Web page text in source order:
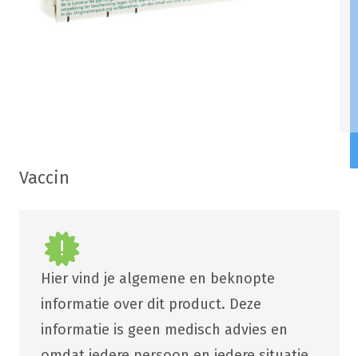
Vaccin
Hier vind je algemene en beknopte
informatie over dit product. Deze
informatie is geen medisch advies en